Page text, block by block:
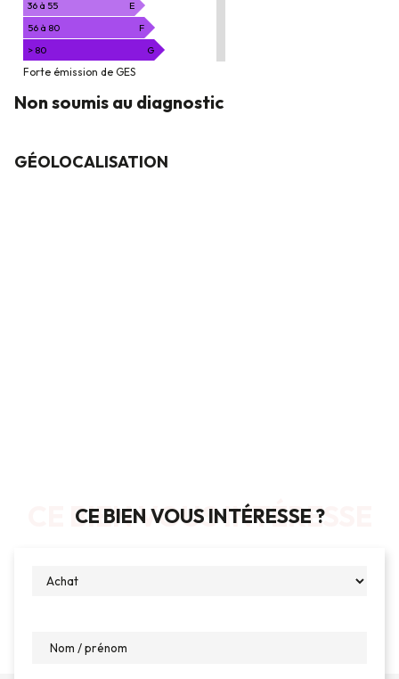
36 à 55
E
56 à 80
F
> 80
G
Forte émission de GES
Non soumis au diagnostic
GÉOLOCALISATION
CE BIEN VOUS INTÉRESSE ?
CE BIEN VOUS INTÉRESSE